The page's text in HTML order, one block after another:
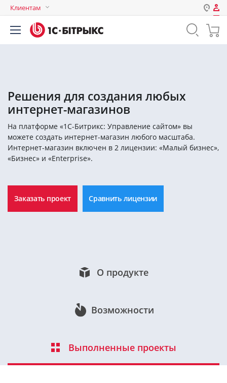
Клиентам
Авторизация
Пароль
Запомнить меня на этом
Решения для создания любых
интернет-магазинов
На платформе «1С-Битрикс: Управление сайтом» вы
можете создать интернет-магазин любого масштаба.
Интернет-магазин включен в 2 лицензии: «Малый бизнес»,
«Бизнес» и «Enterprise».
Заказать проект Сравнить лицензии
О продукте
Возможности
Выполненные проекты